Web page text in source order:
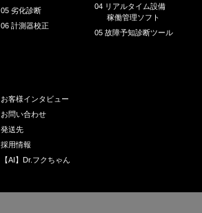
05 劣化診断
06 計測器校正
04 リアルタイム設備
稼働管理ソフト
05 故障予知診断ツール
お客様インタビュー
お問い合わせ
発送先
採用情報
【AI】Dr.フクちゃん